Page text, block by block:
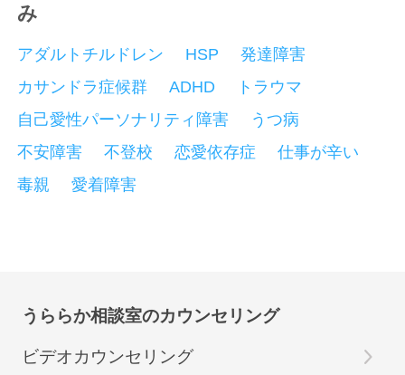
み
アダルトチルドレン HSP
発達障害
カサンドラ症候群
ADHD
トラウマ
自己愛性パーソナリティ障害
うつ病
不安障害
不登校 恋愛依存症
仕事が辛い
毒親
愛着障害
うららか相談室のカウンセリング
ビデオカウンセリング